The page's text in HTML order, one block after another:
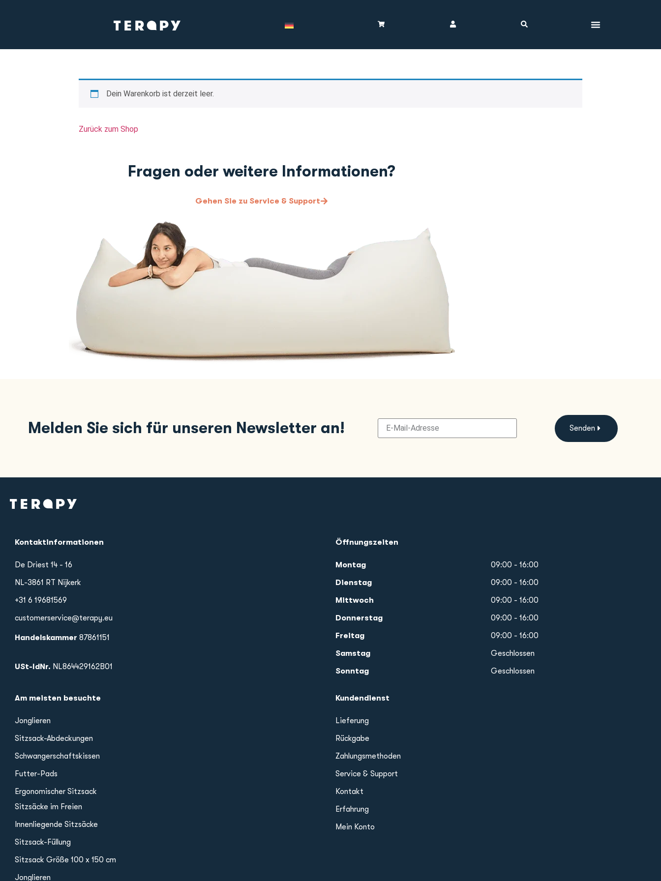
Dein Warenkorb ist derzeit leer.
Zurück zum Shop
Fragen oder weitere Informationen?
Gehen Sie zu Service & Support
Melden Sie sich für unseren Newsletter an! Senden
Kontaktinformationen
De Driest 14 - 16
NL-3861 RT Nijkerk
+31 6 19681569
customerservice@terapy.eu
Handelskammer 87861151
USt-IdNr. NL864429162B01
Öffnungszeiten
Montag
09:00 - 16:00
Dienstag
09:00 - 16:00
Mittwoch
09:00 - 16:00
Donnerstag
09:00 - 16:00
Freitag
09:00 - 16:00
Samstag
Geschlossen
Sonntag
Geschlossen
Am meisten besuchte
Jonglieren
Sitzsack-Abdeckungen
Schwangerschaftskissen
Futter-Pads
Ergonomischer Sitzsack
Sitzsäcke im Freien
Innenliegende Sitzsäcke
Sitzsack-Füllung
Sitzsack Größe 100 x 150 cm
Jonglieren
Kundendienst
Lieferung
Rückgabe
Zahlungsmethoden
Service & Support
Kontakt
Erfahrung
Mein Konto